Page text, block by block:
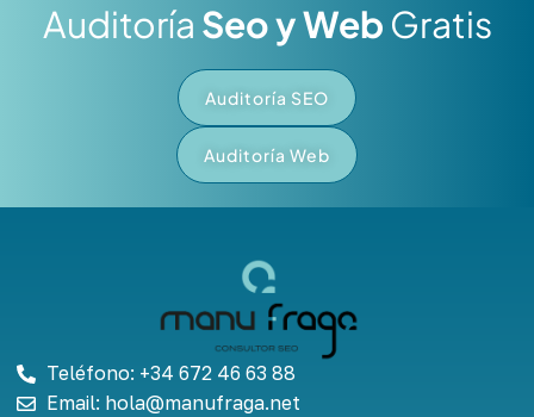
Auditoría Seo y Web Gratis
Auditoría SEO
Auditoría Web
Teléfono: +34 672 46 63 88
Email: hola@manufraga.net